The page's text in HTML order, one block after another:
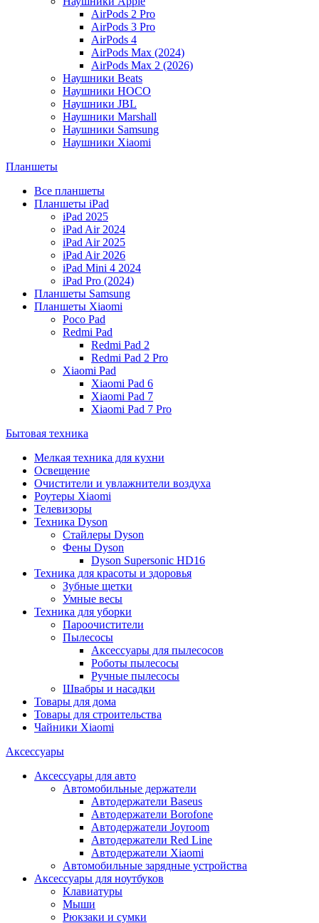
AirPods 2 Pro
AirPods 3 Pro
AirPods 4
AirPods Max (2024)
AirPods Max 2 (2026)
Наушники Beats
Наушники HOCO
Наушники JBL
Наушники Marshall
Наушники Samsung
Наушники Xiaomi
Планшеты
Все планшеты
Планшеты iPad
iPad 2025
iPad Air 2024
iPad Air 2025
iPad Air 2026
iPad Mini 4 2024
iPad Pro (2024)
Планшеты Samsung
Планшеты Xiaomi
Poco Pad
Redmi Pad
Redmi Pad 2
Redmi Pad 2 Pro
Xiaomi Pad
Xiaomi Pad 6
Xiaomi Pad 7
Xiaomi Pad 7 Pro
Бытовая техника
Мелкая техника для кухни
Освещение
Очистители и увлажнители воздуха
Роутеры Xiaomi
Телевизоры
Техника Dyson
Стайлеры Dyson
Фены Dyson
Dyson Supersonic HD16
Техника для красоты и здоровья
Зубные щетки
Умные весы
Техника для уборки
Пароочистители
Пылесосы
Аксессуары для пылесосов
Роботы пылесосы
Ручные пылесосы
Швабры и насадки
Товары для дома
Товары для строительства
Чайники Xiaomi
Аксессуары
Аксессуары для авто
Автомобильные держатели
Автодержатели Baseus
Автодержатели Borofone
Автодержатели Joyroom
Автодержатели Red Line
Автодержатели Xiaomi
Автомобильные зарядные устройства
Аксессуары для ноутбуков
Клавиатуры
Мыши
Рюкзаки и сумки